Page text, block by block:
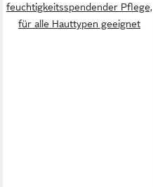
feuchtigkeitsspendender Pflege,
für alle Hauttypen geeignet